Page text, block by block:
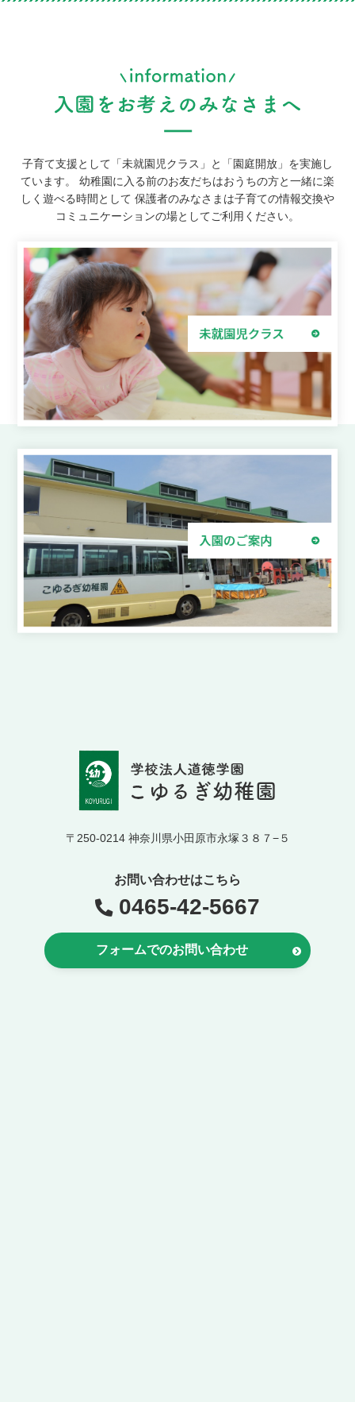
子育て支援として「未就園児クラス」と「園庭開放」を実施し
ています。
幼稚園に入る前のお友だちはおうちの方と一緒に楽
しく遊べる時間として 保護者のみなさまは子育ての情報交換や
コミュニケーションの場としてご利用ください。
〒250-0214 神奈川県小田原市永塚３８７−５
お問い合わせはこちら
0465-42-5667
フォームでのお問い合わせ